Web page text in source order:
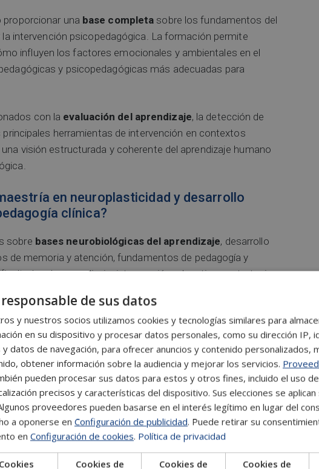
una base completa sobre los fundamentos del
intervención psicopedagógica. La formación permite
influyen los factores emocionales y ambientales en el
y psicopedagógicas más adecuadas para
con la evaluación del aprendizaje, la detección de
herramientas de intervención en contextos
visión estructurada y coherente del aprendizaje humano
en neuroplasticidad y desarrollo
clínica?
sobre bases neurobiológicas del aprendizaje, desarrollo
de memoria y atención, fundamentos de pedagogía y
de aprendizaje, intervención educativa y estrategias
emociones, motivación y aprendizaje, así como en la
de las capacidades cognitivas. A lo largo de las
de ejercicios de autoevaluación que facilitan el seguimiento
de los conocimientos adquiridos.
emprendedores, trabajadores y a cualquier persona interesada
con la neuroplasticidad, el desarrollo cognitivo y la
para quienes desean ampliar su formación en el ámbito
de sus datos
y nuestros socios utilizamos cookies y tecnologías similares para
en su dispositivo y procesar datos personales, como su dirección IP,
y datos de navegación, para ofrecer anuncios y contenido personalizados,
obtener información sobre la audiencia y mejorar los servicios.
pueden procesar sus datos para estos y otros fines, incluido el uso
precisos y características del dispositivo. Sus elecciones se
proveedores pueden basarse en el interés legítimo en lugar del
a oponerse en Configuración de publicidad. Puede retirar su
en Configuración de cookies. Política de privacidad
Cookies
Cookies de
Cookies de
Cookies de